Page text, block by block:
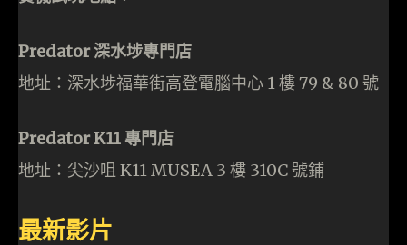
Predator 深水埗專門店
地址：深水埗福華街高登電腦中心 1 樓 79 & 80 號
Predator K11 專門店
地址：尖沙咀 K11 MUSEA 3 樓 310C 號鋪
最新影片